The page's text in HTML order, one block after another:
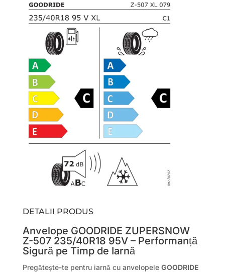
DETALII PRODUS
Anvelope GOODRIDE ZUPERSNOW
Z-507 235/40R18 95V – Performanță
Sigură pe Timp de Iarnă
Pregătește-te pentru iarnă cu anvelopele GOODRIDE